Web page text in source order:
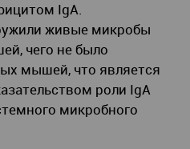
IgA.
живые микробы
чего не было
мышей, что является
роли IgA
микробного